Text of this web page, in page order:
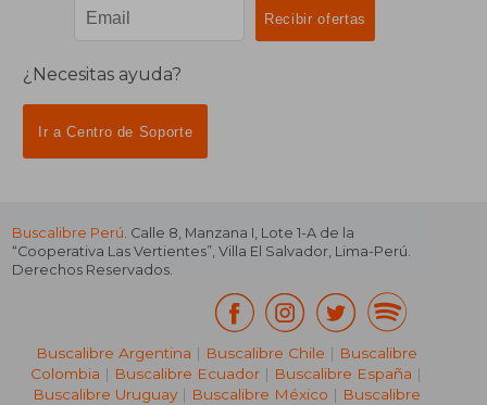
¿Necesitas ayuda?
Ir a Centro de Soporte
Buscalibre Perú. Calle 8, Manzana I, Lote 1-A de la
“Cooperativa Las Vertientes”, Villa El Salvador, Lima-Perú.
Derechos Reservados.
Buscalibre Argentina | Buscalibre Chile | Buscalibre
Colombia | Buscalibre Ecuador | Buscalibre España |
Buscalibre Uruguay| Buscalibre México | Buscalibre